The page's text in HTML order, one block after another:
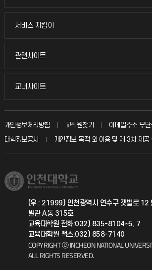
교무회의방송
입학안내
취업정보(학생)
서비스 지킴이
서비스 지킴이
묻고 답하기
칭찬마당
학생서비스 지킴이
관련사이트
관련사이트
국방헬프콜
총동문회
교내사이트
교내사이트
교수회
교육혁신본부
국제지원과
공자아카데미
기초교육원
개인정보처리방침 교직원찾기
이메일주소 무
대학정보공시
개인정보 목적 외 이용 및 제 3차 제공
(우 : 21999) 인천광역시 연수구 갯벌로 12
별관 A동 315호
교육대학원 전화:032) 835-8104~5, 7
교육대학원 팩스:032) 858-7140
COPYRIGHT ⓒ INCHEON NATIONAL
ALL RIGHTS RESERVED.